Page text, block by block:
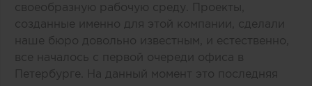
своеобразную рабочую среду. Проекты,
созданные именно для этой компании, сделали
наше бюро довольно известным, и естественно,
все началось с первой очереди офиса в
Петербурге. На данный момент это последняя